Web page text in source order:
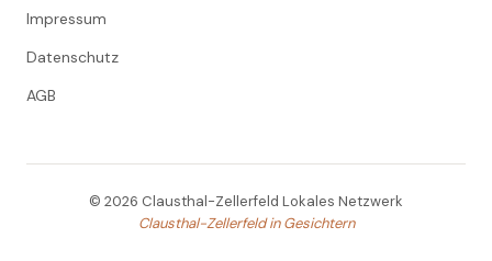
Impressum
Datenschutz
AGB
© 2026 Clausthal-Zellerfeld Lokales Netzwerk
Clausthal-Zellerfeld in Gesichtern